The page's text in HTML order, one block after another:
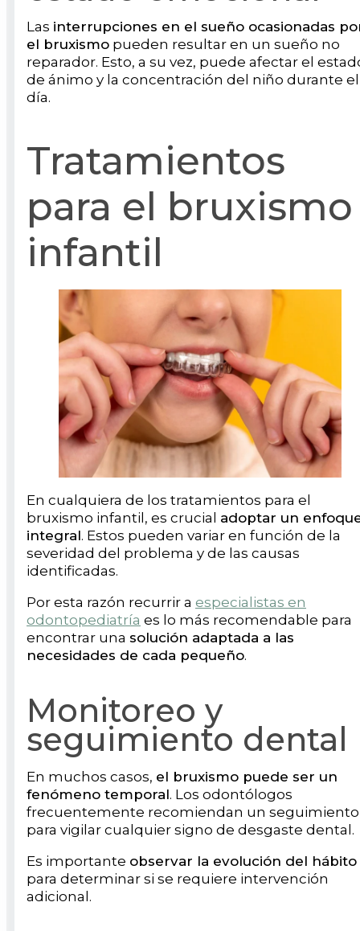
Las interrupciones en el sueño ocasionadas
el bruxismo pueden resultar en un sueño no
reparador. Esto, a su vez, puede afectar el
de ánimo y la concentración del niño durante el
día.
Tratamientos
para el bruxismo
infantil
En cualquiera de los tratamientos para el
bruxismo infantil, es crucial adoptar un
integral. Estos pueden variar en función de la
severidad del problema y de las causas
identificadas.
Por esta razón recurrir a especialistas en
odontopediatría es lo más recomendable para
encontrar una solución adaptada a las
necesidades de cada pequeño.
Monitoreo y
seguimiento dental
En muchos casos, el bruxismo puede ser un
fenómeno temporal. Los odontólogos
frecuentemente recomiendan un seguimiento
para vigilar cualquier signo de desgaste dental.
Es importante observar la evolución del hábito
para determinar si se requiere intervención
adicional.